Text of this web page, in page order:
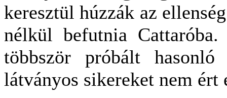
keresztül húzzák az
nélkül befutnia
többször próbált hasonló
látványos sikereket nem ért